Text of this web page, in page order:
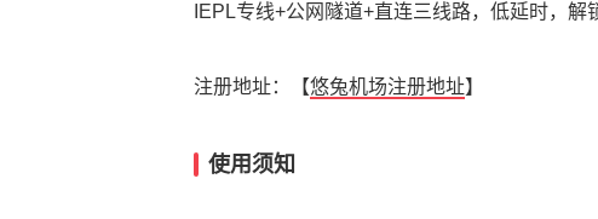
IEPL专线+公网隧道+直连三线路，低延时，解
注册地址：【悠兔机场注册地址】
使用须知